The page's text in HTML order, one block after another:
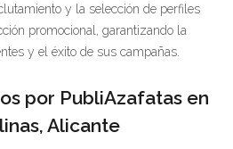
y la selección de perfiles
promocional, garantizando la
y el éxito de sus campañas.
por PubliAzafatas en
Alicante